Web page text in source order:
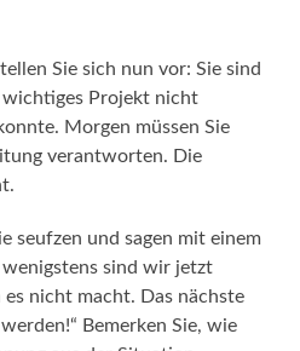
Sie sich nun vor: Sie sind
wichtiges Projekt nicht
Morgen müssen Sie
verantworten. Die
seufzen und sagen mit einem
wenigstens sind wir jetzt
nicht macht. Das nächste
Bemerken Sie, wie